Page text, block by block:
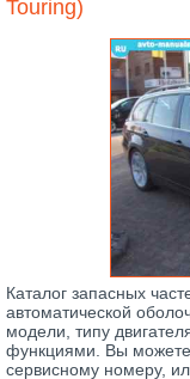
Touring)
Каталог запасных
автоматической
модели, типу
функциями. Вы можете
сервисному номеру,